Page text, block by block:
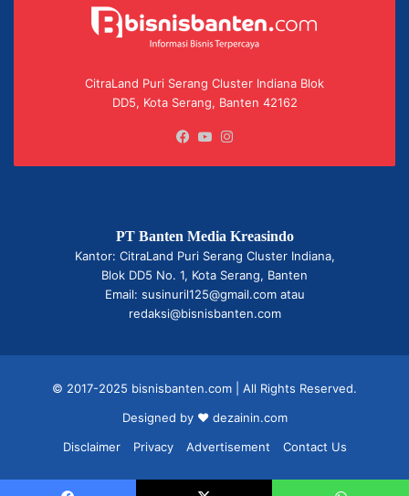
CitraLand Puri Serang Cluster Indiana Blok
DD5, Kota Serang, Banten 42162
Facebook
YouTube
PT Banten Media Kreasindo
Kantor: CitraLand Puri Serang Cluster Indiana,
Blok DD5 No. 1, Kota Serang, Banten
Email: susinuril125@gmail.com atau
redaksi@bisnisbanten.com
© 2017-2025 bisnisbanten.com | All Rights Reserved.
Designed by ❤ dezainin.com
Disclaimer
Privacy Advertisement Contact Us